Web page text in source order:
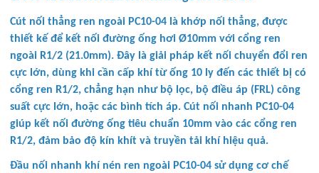
Cút nối thẳng ren ngoài PC10-04 là khớp nối thẳng, được
thiết kế để kết nối đường ống hơi Ø10mm với cổng ren
ngoài R1/2 (21.0mm). Đây là giải pháp kết nối chuyển đổi ren
cực lớn, dùng khi cần cấp khí từ ống 10 ly đến các thiết bị có
cổng ren R1/2, chẳng hạn như bộ lọc, bộ điều áp (FRL) công
suất cực lớn, hoặc các bình tích áp. Cút nối nhanh PC10-04
giúp kết nối đường ống tiêu chuẩn 10mm vào các cổng ren
R1/2, đảm bảo độ kín khít và truyền tải khí hiệu quả.
Đầu nối nhanh khí nén ren ngoài PC10-04 sử dụng cơ chế